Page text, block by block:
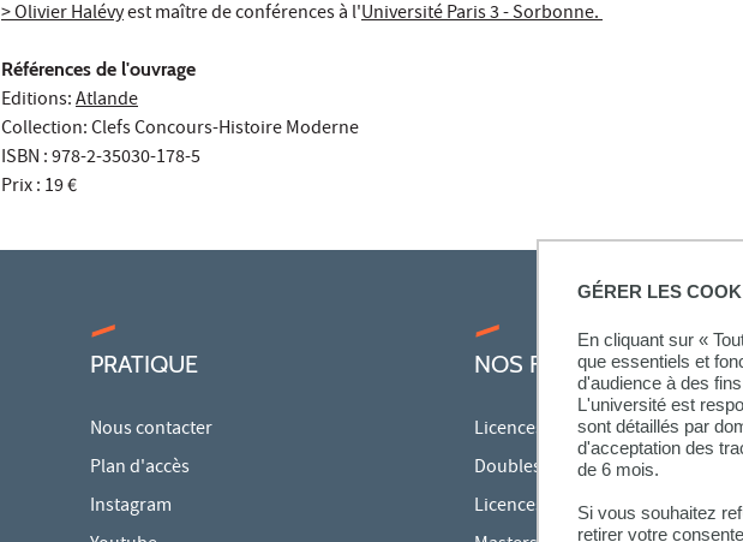
GÉRER LES
En cliquant sur «
que essentiels et
d'audience à des
L'université est
sont détaillés par
d'acceptation des
de 6 mois.
Si vous souhaitez
retirer votre
> Olivier Halévyest maître de conférences à l'Université Paris 3 - Sorbonne.
Références de l'ouvrage
Editions:Atlande
Collection: Clefs Concours-Histoire Moderne
ISBN : 978-2-35030-178-5
Prix : 19 €
PRATIQUE
Nous contacter
Plan d'accès
Instagram
NOS FORMATIONS
Licences
Doubles licences
Licences pro